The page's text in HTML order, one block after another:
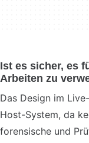
Ist es sicher, es
Arbeiten zu
Das Design im
Host-System, da
forensische und